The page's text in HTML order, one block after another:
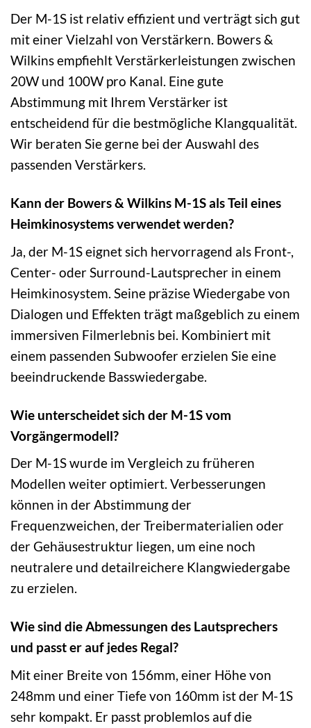
Der M-1S ist relativ effizient und verträgt sich gut
mit einer Vielzahl von Verstärkern. Bowers &
Wilkins empfiehlt Verstärkerleistungen zwischen
20W und 100W pro Kanal. Eine gute
Abstimmung mit Ihrem Verstärker ist
entscheidend für die bestmögliche Klangqualität.
Wir beraten Sie gerne bei der Auswahl des
passenden Verstärkers.
Kann der Bowers & Wilkins M-1S als Teil eines
Heimkinosystems verwendet werden?
Ja, der M-1S eignet sich hervorragend als Front-,
Center- oder Surround-Lautsprecher in einem
Heimkinosystem. Seine präzise Wiedergabe von
Dialogen und Effekten trägt maßgeblich zu einem
immersiven Filmerlebnis bei. Kombiniert mit
einem passenden Subwoofer erzielen Sie eine
beeindruckende Basswiedergabe.
Wie unterscheidet sich der M-1S vom
Vorgängermodell?
Der M-1S wurde im Vergleich zu früheren
Modellen weiter optimiert. Verbesserungen
können in der Abstimmung der
Frequenzweichen, der Treibermaterialien oder
der Gehäusestruktur liegen, um eine noch
neutralere und detailreichere Klangwiedergabe
zu erzielen.
Wie sind die Abmessungen des Lautsprechers
und passt er auf jedes Regal?
Mit einer Breite von 156mm, einer Höhe von
248mm und einer Tiefe von 160mm ist der M-1S
sehr kompakt. Er passt problemlos auf die